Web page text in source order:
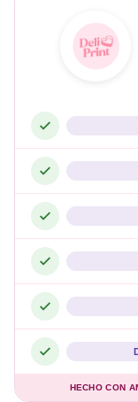
HECHO CON